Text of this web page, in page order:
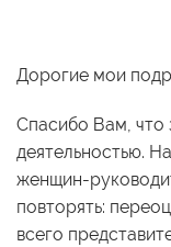
Дорогие мои
Спасибо Вам, что
деятельностью.
женщин-
повторять:
всего